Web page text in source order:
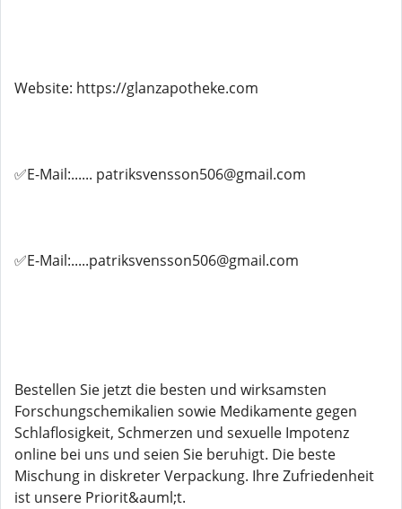
Website: https://glanzapotheke.com
✅E-Mail:...... patriksvensson506@gmail.com
✅E-Mail:.....patriksvensson506@gmail.com
Bestellen Sie jetzt die besten und wirksamsten
Forschungschemikalien sowie Medikamente gegen
Schlaflosigkeit, Schmerzen und sexuelle Impotenz
online bei uns und seien Sie beruhigt. Die beste
Mischung in diskreter Verpackung. Ihre Zufriedenheit
ist unsere Priorit&auml;t.